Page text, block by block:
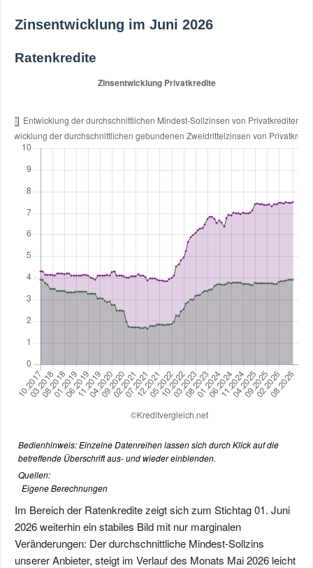
Zinsentwicklung im Juni 2026
Ratenkredite
Bedienhinweis: Einzelne Datenreihen lassen sich durch Klick auf die
betreffende Überschrift aus- und wieder einblenden.
Quellen:
Eigene Berechnungen
Im Bereich der Ratenkredite zeigt sich zum Stichtag 01. Juni
2026 weiterhin ein stabiles Bild mit nur marginalen
Veränderungen: Der durchschnittliche Mindest-Sollzins
unserer Anbieter, steigt im Verlauf des Monats Mai 2026 leicht